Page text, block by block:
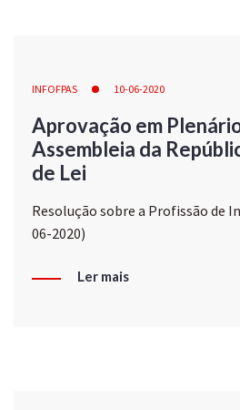
INFOFPAS 10-06-2020
Aprovação em
Assembleia da
de Lei
Resolução sobre a Profissão de
06-2020)
Ler mais